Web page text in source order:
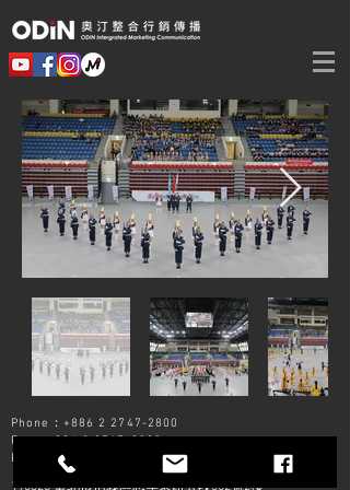
Phone：+886 2 2747-2800
Fax：+886 22747-2900
E-Mail：odin@odinimc.com.tw
110028 臺北市信義區忠孝東路五段552號2樓